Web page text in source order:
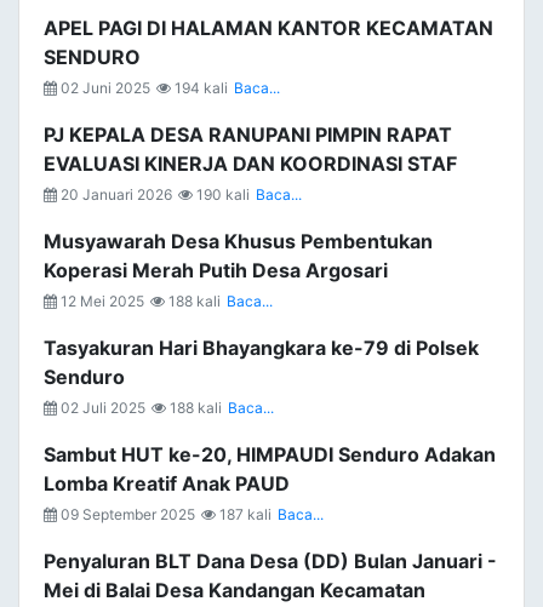
APEL PAGI DI HALAMAN KANTOR KECAMATAN
SENDURO
02 Juni 2025 194 kali Baca...
PJ KEPALA DESA RANUPANI PIMPIN RAPAT
EVALUASI KINERJA DAN KOORDINASI STAF
20 Januari 2026 190 kali Baca...
Musyawarah Desa Khusus Pembentukan
Koperasi Merah Putih Desa Argosari
12 Mei 2025 188 kali Baca...
Tasyakuran Hari Bhayangkara ke-79 di Polsek
Senduro
02 Juli 2025 188 kali Baca...
Sambut HUT ke-20, HIMPAUDI Senduro Adakan
Lomba Kreatif Anak PAUD
09 September 2025 187 kali Baca...
Penyaluran BLT Dana Desa (DD) Bulan Januari -
Mei di Balai Desa Kandangan Kecamatan